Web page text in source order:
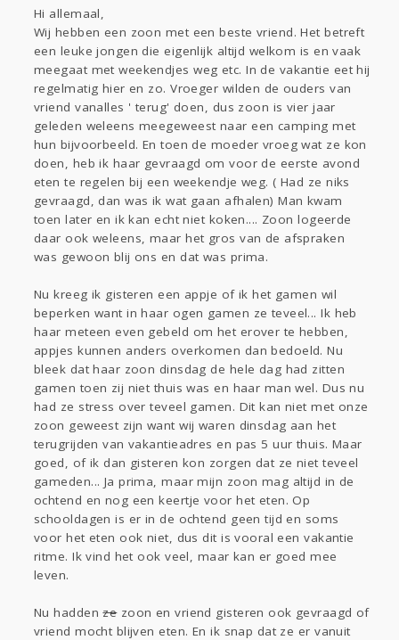
Sport
Gevraagd
Horen Doen
Zien
Lezen
Hi allemaal,
Wij hebben een zoon met een beste vriend. Het betreft
een leuke jongen die eigenlijk altijd welkom is en vaak
meegaat met weekendjes weg etc. In de vakantie eet hij
regelmatig hier en zo. Vroeger wilden de ouders van
vriend vanalles ' terug' doen, dus zoon is vier jaar
geleden weleens meegeweest naar een camping met
hun bijvoorbeeld. En toen de moeder vroeg wat ze kon
doen, heb ik haar gevraagd om voor de eerste avond
eten te regelen bij een weekendje weg. ( Had ze niks
gevraagd, dan was ik wat gaan afhalen) Man kwam
toen later en ik kan echt niet koken.... Zoon logeerde
daar ook weleens, maar het gros van de afspraken
was gewoon blij ons en dat was prima.
Nu kreeg ik gisteren een appje of ik het gamen wil
beperken want in haar ogen gamen ze teveel... Ik heb
haar meteen even gebeld om het erover te hebben,
appjes kunnen anders overkomen dan bedoeld. Nu
bleek dat haar zoon dinsdag de hele dag had zitten
gamen toen zij niet thuis was en haar man wel. Dus nu
had ze stress over teveel gamen. Dit kan niet met onze
zoon geweest zijn want wij waren dinsdag aan het
terugrijden van vakantieadres en pas 5 uur thuis. Maar
goed, of ik dan gisteren kon zorgen dat ze niet teveel
gameden... Ja prima, maar mijn zoon mag altijd in de
ochtend en nog een keertje voor het eten. Op
schooldagen is er in de ochtend geen tijd en soms
voor het eten ook niet, dus dit is vooral een vakantie
ritme. Ik vind het ook veel, maar kan er goed mee
leven.
Nu haddenzezoon en vriend gisteren ook gevraagd of
vriend mocht blijven eten. En ik snap dat ze er vanuit